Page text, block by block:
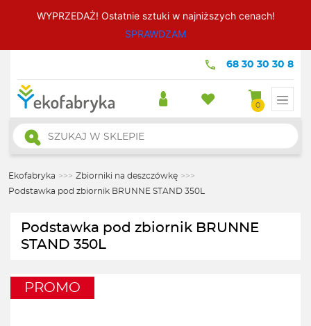
WYPRZEDAŻ! Ostatnie sztuki w najniższych cenach!
SPRAWDZAM
68 30 30 30 8
0
Wyszukiwarka
produktów
Ekofabryka >>> Zbiorniki na deszczówkę >>>
Podstawka pod zbiornik BRUNNE STAND 350L
Podstawka pod zbiornik BRUNNE
STAND 350L
PROMO